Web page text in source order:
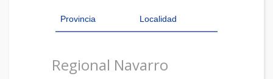
Provincia Localidad
Regional Navarro